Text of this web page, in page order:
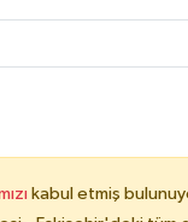
kabul etmiş